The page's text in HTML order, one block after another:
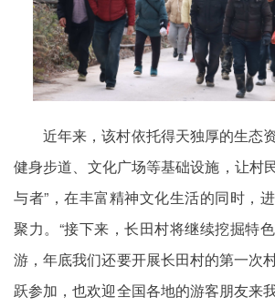
近年来，该村依托得天独厚的生态
健身步道、文化广场等基础设施，让村
与者”，在丰富精神文化生活的同时，
聚力。“接下来，长田村将继续挖掘特
游，年底我们还要开展长田村的第一次
跃参加，也欢迎全国各地的游客朋友来